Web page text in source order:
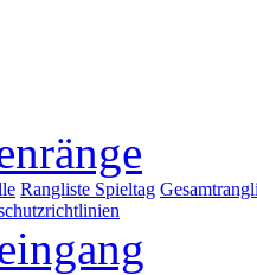
Rangliste Spieltag